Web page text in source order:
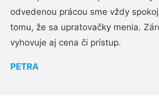
odvedenou prácou sme vždy
tomu, že sa upratovačky menia.
vyhovuje aj cena či prístup.
PETRA